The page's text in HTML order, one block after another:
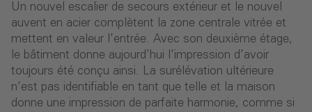
Un nouvel escalier de secours extérieur et le nouvel
auvent en acier complètent la zone centrale vitrée et
mettent en valeur l’entrée. Avec son deuxième étage,
le bâtiment donne aujourd’hui l’impression d’avoir
toujours été conçu ainsi. La surélévation ultérieure
n’est pas identifiable en tant que telle et la maison
donne une impression de parfaite harmonie, comme si